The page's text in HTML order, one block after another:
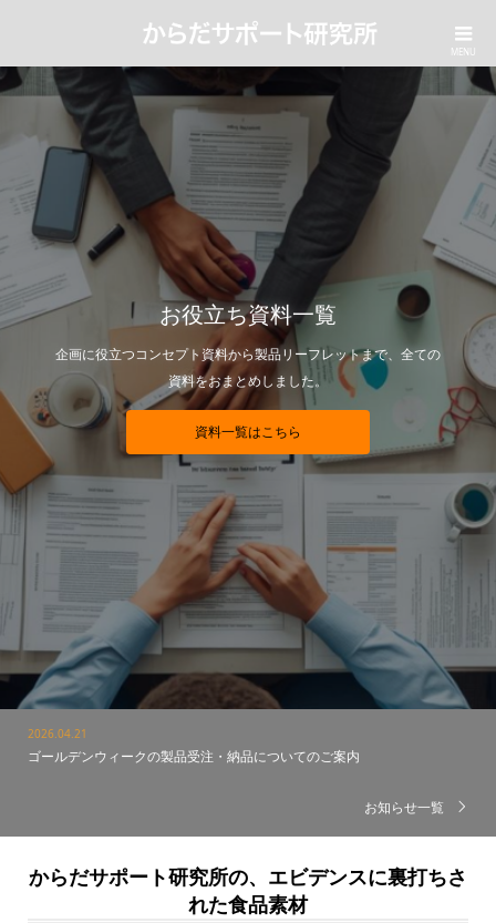
お役立ち資料一覧
企画に役立つコンセプト資料から製品リーフレットまで、全ての
資料をおまとめしました。
資料一覧はこちら
お知らせ一覧
2025.12.25
年末年始の受注・納品のご案内
2026.04.21
からだサポート研究所の、エビデンスに裏打ちさ
れた食品素材